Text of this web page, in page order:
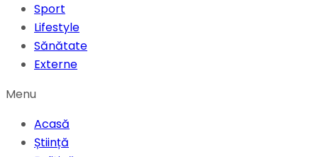
Sport
Lifestyle
Sănătate
Externe
Menu
Acasă
Știință